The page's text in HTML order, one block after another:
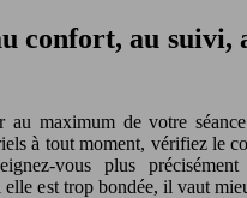
confort, au suivi,
au maximum de votre
à tout moment, vérifiez le
vous plus
elle est trop bondée, il vaut